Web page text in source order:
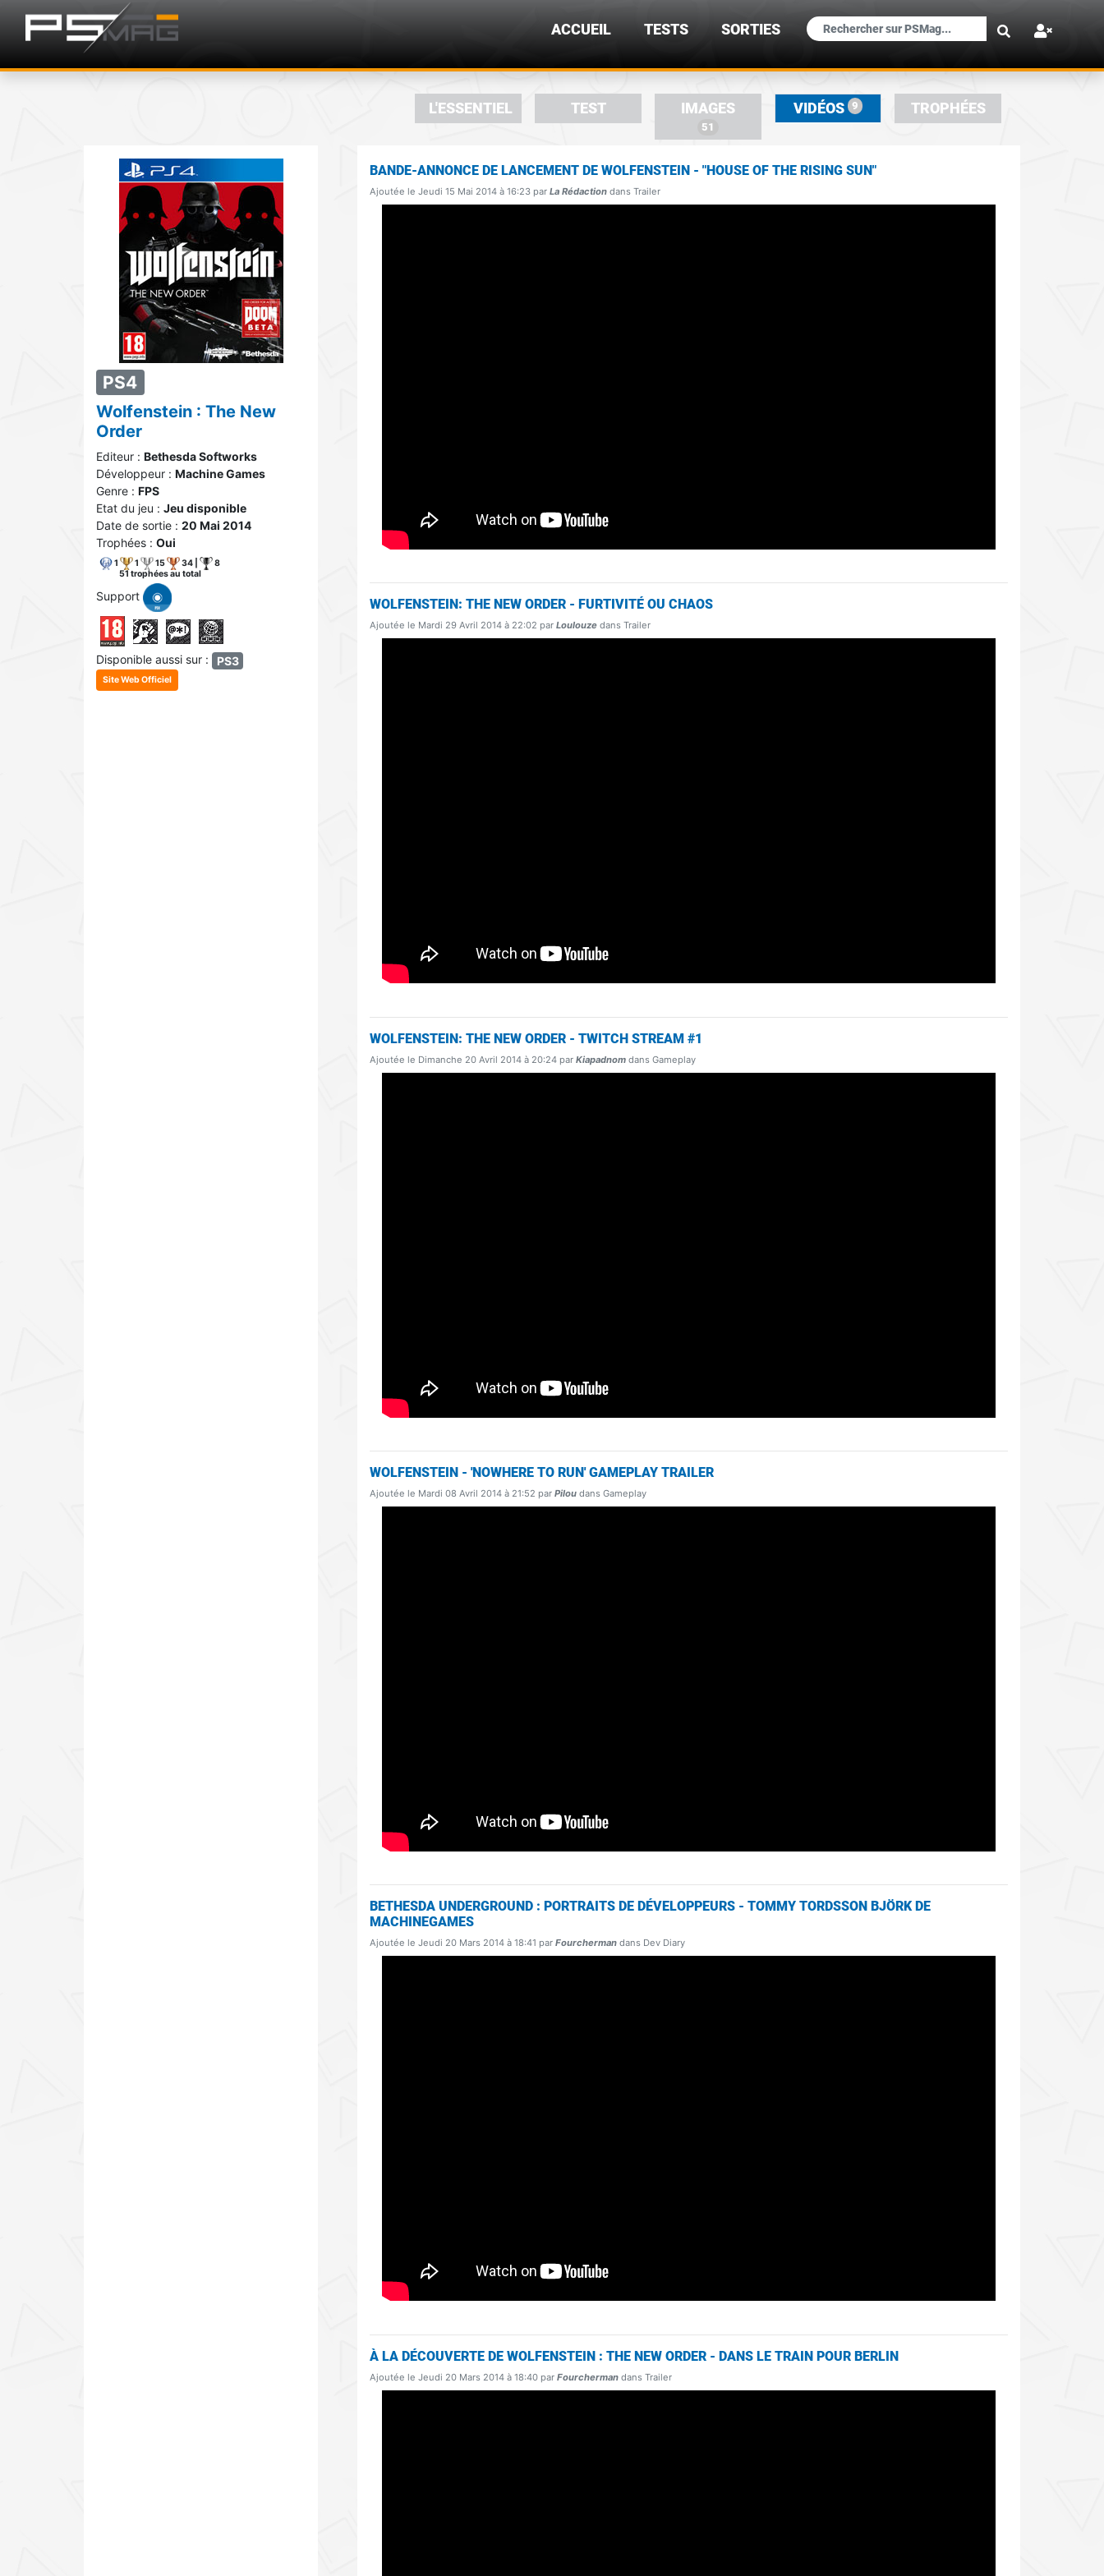
×
ACCUEIL TESTS SORTIES
L'ESSENTIEL TEST IMAGES
51
VIDÉOS 9 TROPHÉES
PS4
Wolfenstein : The New
Order
Editeur : Bethesda Softworks
Développeur : Machine Games
Genre : FPS
Etat du jeu : Jeu disponible
Date de sortie : 20 Mai 2014
Trophées : Oui
1 1 15 34 |
8
51 trophées au total
Support
Disponible aussi sur : PS3
Site Web Officiel
BANDE-ANNONCE DE LANCEMENT DE WOLFENSTEIN - "HOUSE OF THE RISING SUN"
Ajoutée le Jeudi 15 Mai 2014 à 16:23 parLa Rédactiondans Trailer
WOLFENSTEIN: THE NEW ORDER - FURTIVITÉ OU CHAOS
Ajoutée le Mardi 29 Avril 2014 à 22:02 parLoulouzedans Trailer
WOLFENSTEIN: THE NEW ORDER - TWITCH STREAM #1
Ajoutée le Dimanche 20 Avril 2014 à 20:24 parKiapadnomdans Gameplay
WOLFENSTEIN - 'NOWHERE TO RUN' GAMEPLAY TRAILER
Ajoutée le Mardi 08 Avril 2014 à 21:52 parPiloudans Gameplay
BETHESDA UNDERGROUND : PORTRAITS DE DÉVELOPPEURS - TOMMY TORDSSON BJÖRK DE
MACHINEGAMES
Ajoutée le Jeudi 20 Mars 2014 à 18:41 parFourchermandans Dev Diary
À LA DÉCOUVERTE DE WOLFENSTEIN : THE NEW ORDER - DANS LE TRAIN POUR BERLIN
Ajoutée le Jeudi 20 Mars 2014 à 18:40 parFourchermandans Trailer